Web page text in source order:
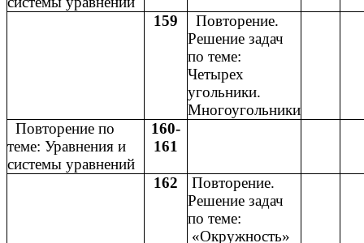
159
Повторение.
Решение задач
по теме:
Четырех
угольники.
Многоугольники
Повторение по
теме: Уравнения и
системы уравнений
160-
161
162
Повторение.
Решение задач
по теме:
«Окружность»